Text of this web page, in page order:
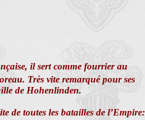
il sert comme fourrier au
Très vite remarqué pour ses
de Hohenlinden.
de toutes les batailles de l’Empire: